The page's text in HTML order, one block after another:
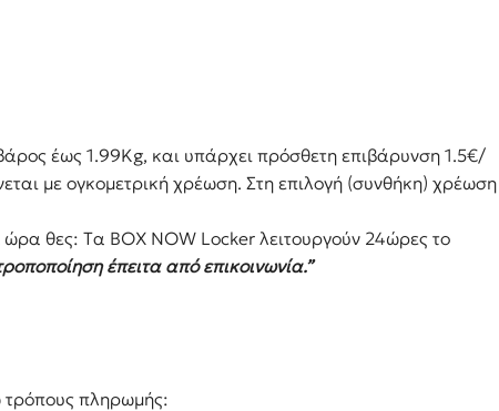
έως 1.99Kg, και υπάρχει πρόσθετη επιβάρυνση 1.5€/
με ογκομετρική χρέωση. Στη επιλογή (συνθήκη) χρέωση
ώρα θες: Tα ΒΟΧ ΝΟW Locker λειτουργούν 24ώρες το
έπειτα από επικοινωνία.”
τρόπους πληρωμής: